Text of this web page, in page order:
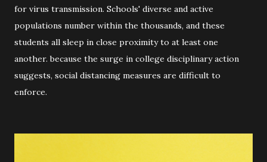
for virus transmission. Schools' diverse and active
populations number within the thousands, and these
students all sleep in close proximity to at least one
another. because the surge in college disciplinary action
suggests, social distancing measures are difficult to
enforce.